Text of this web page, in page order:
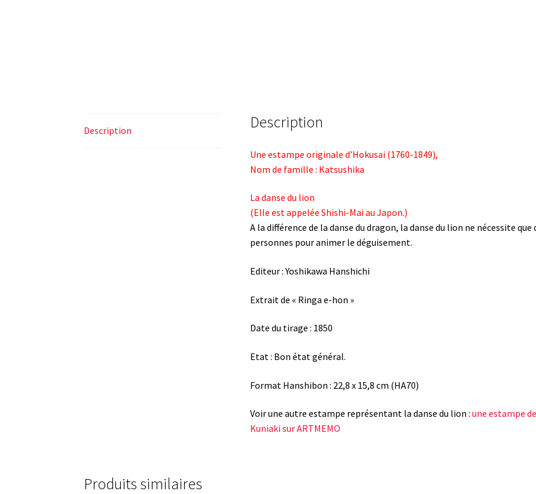
Description Description
Une estampe originale d’Hokusai (1760-1849),
Nom de famille : Katsushika
La danse du lion
(Elle est appelée Shishi-Mai au Japon.)
A la différence de la danse du dragon, la danse du lion ne nécessite que
personnes pour animer le déguisement.
Editeur : Yoshikawa Hanshichi
Extrait de « Ringa e-hon »
Date du tirage : 1850
Etat : Bon état général.
Format Hanshibon : 22,8 x 15,8 cm (HA70)
Voir une autre estampe représentant la danse du lion : une estampe de
Kuniaki sur ARTMEMO
Produits similaires